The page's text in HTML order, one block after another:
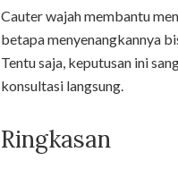
Cauter wajah membantu
betapa menyenangkannya
Tentu saja, keputusan ini
konsultasi langsung.
Ringkasan